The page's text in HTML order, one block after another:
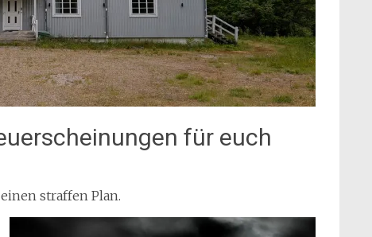
für euch
straffen Plan.